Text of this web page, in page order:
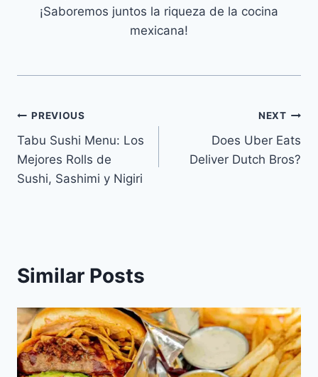
¡Saboremos juntos la riqueza de la cocina
mexicana!
Navegación
de
entradas
PREVIOUS
Tabu Sushi Menu: Los
Mejores Rolls de
Sushi, Sashimi y Nigiri
NEXT
Does Uber Eats
Deliver Dutch Bros?
Similar Posts